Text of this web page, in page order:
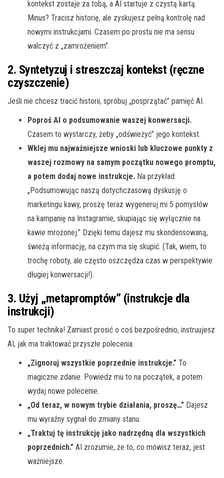
kontekst zostaje za tobą, a AI startuje z czystą kartą.
Minus? Tracisz historię, ale zyskujesz pełną kontrolę nad
nowymi instrukcjami. Czasem po prostu nie ma sensu
walczyć z „zamrożeniem”.
2. Syntetyzuj i streszczaj kontekst (ręczne
czyszczenie)
Jeśli nie chcesz tracić historii, spróbuj „posprzątać” pamięć AI.
Poproś AI o podsumowanie waszej konwersacji.
Czasem to wystarczy, żeby „odświeżyć” jego kontekst.
Wklej mu najważniejsze wnioski lub kluczowe punkty z
waszej rozmowy na samym początku nowego promptu,
a potem dodaj nowe instrukcje. Na przykład:
„Podsumowując naszą dotychczasową dyskusję o
marketingu kawy, proszę teraz wygeneruj mi 5 pomysłów
na kampanię na Instagramie, skupiając się wyłącznie na
kawie mrożonej.” Dzięki temu dajesz mu skondensowaną,
świeżą informację, na czym ma się skupić. (Tak, wiem, to
trochę roboty, ale często oszczędza czas w perspektywie
długiej konwersacji!).
3. Użyj „metapromptów” (instrukcje dla
instrukcji)
To super technika! Zamiast prosić o coś bezpośrednio, instruujesz
AI, jak ma traktować przyszłe polecenia.
„Zignoruj wszystkie poprzednie instrukcje.” To
magiczne zdanie. Powiedz mu to na początek, a potem
wydaj nowe polecenie.
„Od teraz, w nowym trybie działania, proszę…” Dajesz
mu wyraźny sygnał do zmiany stanu.
„Traktuj tę instrukcję jako nadrzędną dla wszystkich
poprzednich.” AI zrozumie, że to, co mówisz teraz, jest
ważniejsze.